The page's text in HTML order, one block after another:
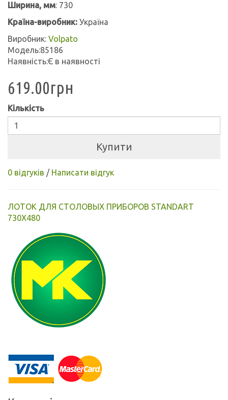
Ширина, мм: 730
Країна-виробник: Україна
Виробник: Volpato
Модель:85186
Наявність:Є в наявності
619.00грн
Кількість
Купити
0 відгуків / Написати відгук
ЛОТОК ДЛЯ СТОЛОВЫХ ПРИБОРОВ STANDART
730X480